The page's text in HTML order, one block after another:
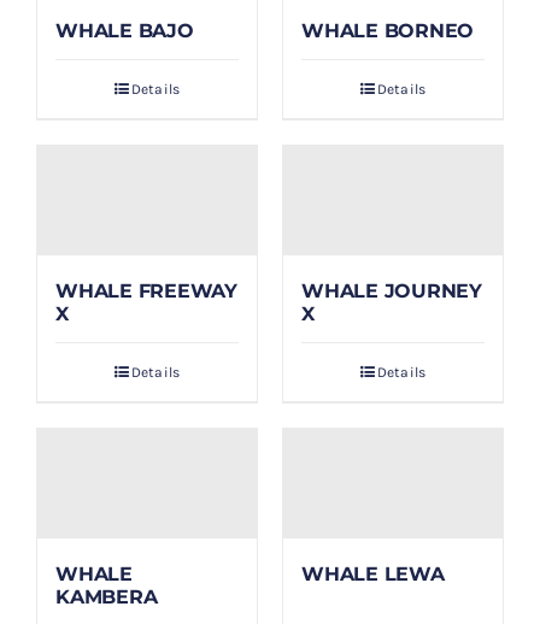
PAYMENT
WHALE BAJO
Details
WHALE BORNEO
Details
WHALE FREEWAY
X
Details
WHALE JOURNEY
X
Details
WHALE
KAMBERA
WHALE LEWA